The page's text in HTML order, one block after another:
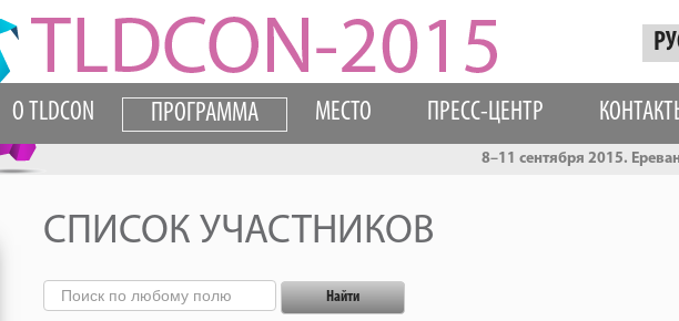
О TLDCON ПРОГРАММА МЕСТО ПРЕСС-ЦЕНТР
8–11 сентября 2015.
СПИСОК УЧАСТНИКОВ